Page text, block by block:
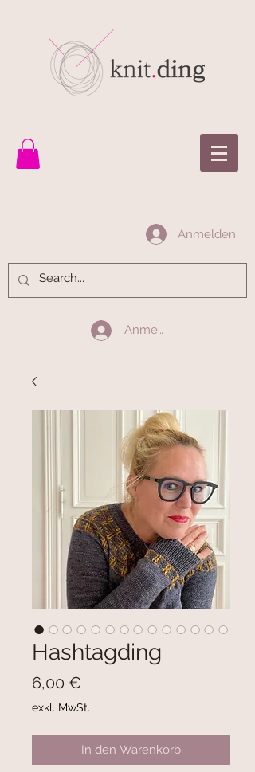
Anmelden
Anmelden
Hashtagding
6,00 €
exkl. MwSt.
In den Warenkorb